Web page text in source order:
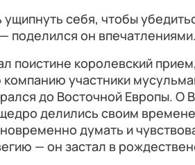
себя, чтобы
поделился он впечатлениями.
поистине королевский
участники
до Восточной Европы. О
делились своим
думать и
— он застал в